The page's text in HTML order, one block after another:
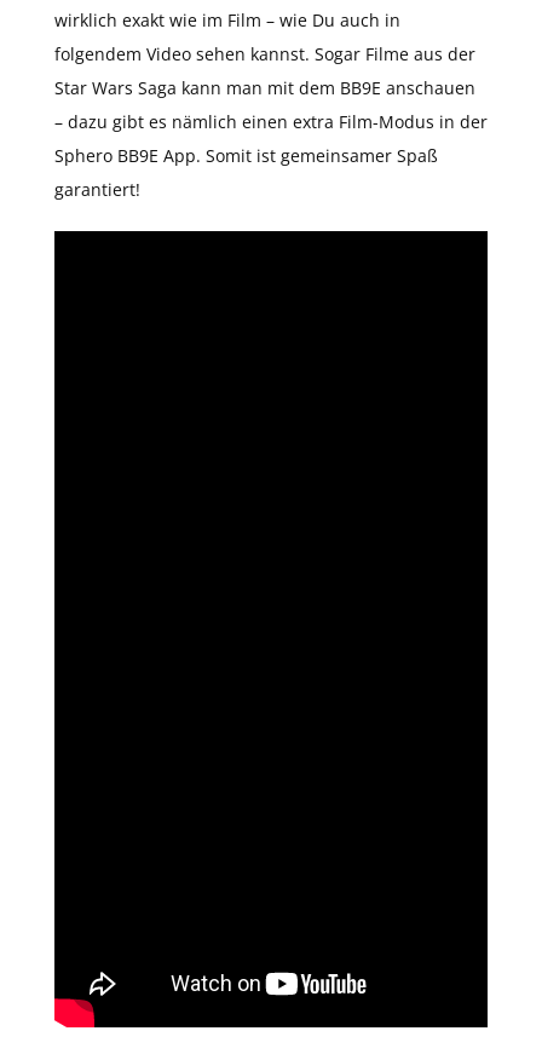
wirklich exakt wie im Film – wie Du auch in
folgendem Video sehen kannst. Sogar Filme aus der
Star Wars Saga kann man mit dem BB9E anschauen
– dazu gibt es nämlich einen extra Film-Modus in der
Sphero BB9E App. Somit ist gemeinsamer Spaß
garantiert!